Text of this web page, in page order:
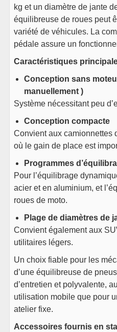
kg et un diamètre de jante
équilibreuse de roues peut
variété de véhicules. La
pédale assure un
Caractéristiques
Conception sans
manuellement )
Système nécessitant peu
Conception compacte
Convient aux camionnettes
où le gain de place est
Programmes
Pour l’équilibrage
acier et en aluminium, et
roues de moto.
Plage de diamètres de
Convient également aux
utilitaires légers.
Un choix fiable pour les
d’une équilibreuse de
d’entretien et polyvalente,
utilisation mobile que pour
atelier fixe.
Accessoires fournis en